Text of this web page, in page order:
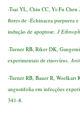
-Tsai YL, Chiu CC, Yi-Fu Chen
flores de -Echinacea purpurea
indução de apoptose.J
-Turner RB, Riker DK,
experimentais de rinovírus.
-Turner RB, Bauer R, Woelkart
angustifolia em infecções
341-8.